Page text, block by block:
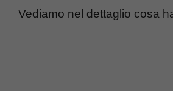
Vediamo nel dettaglio cosa